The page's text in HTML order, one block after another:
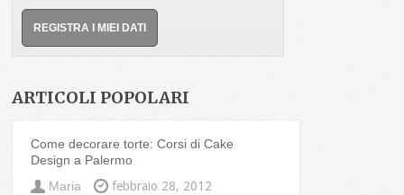
ARTICOLI POPOLARI
Come decorare torte: Corsi di Cake
Design a Palermo
Maria
febbraio 28, 2012